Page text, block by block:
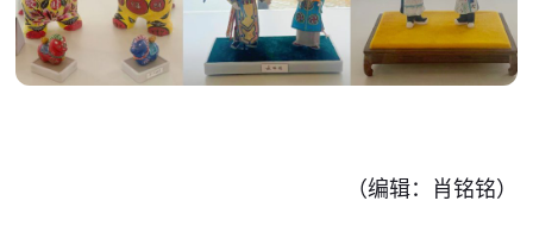
（编辑：肖铭铭）